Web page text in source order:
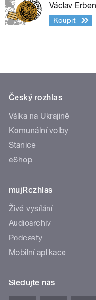
Václav Erben
Koupit
Český rozhlas
Válka na Ukrajině
Komunální volby
Stanice
eShop
mujRozhlas
Živé vysílání
Audioarchiv
Podcasty
Mobilní aplikace
Sledujte nás